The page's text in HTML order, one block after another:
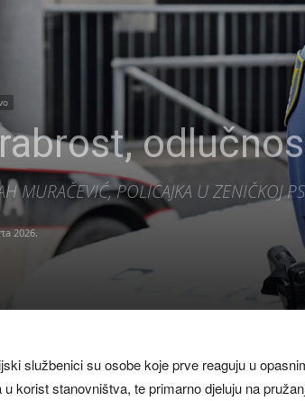
MURAČEVIĆ, POLICAJKA U ZENIČKOJ
2026.
službenici su osobe koje prve reaguju u
u korist stanovništva, te primarno djeluju na